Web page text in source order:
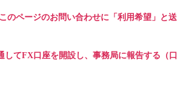
のページのお問い合わせに「利用希望」と送
してFX口座を開設し、事務局に報告する（口